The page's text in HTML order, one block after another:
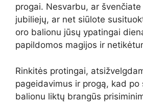
progai. Nesvarbu, ar
jubiliejų, ar net siūlote
oro balionu jūsų ypatingai
papildomos magijos ir
Rinkitės protingai,
pageidavimus ir progą, kad po
balionu liktų brangūs